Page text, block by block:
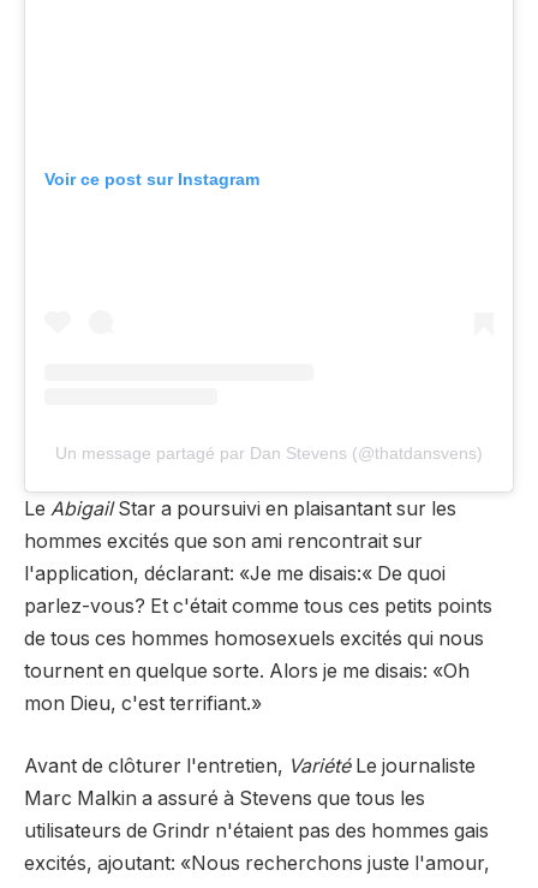
Voir ce post sur Instagram
Un message partagé par Dan Stevens (@thatdansvens)
Le AbigailStar a poursuivi en plaisantant sur les
hommes excités que son ami rencontrait sur
l'application, déclarant: «Je me disais:« De quoi
parlez-vous? Et c'était comme tous ces petits points
de tous ces hommes homosexuels excités qui nous
tournent en quelque sorte. Alors je me disais: «Oh
mon Dieu, c'est terrifiant.»
Avant de clôturer l'entretien, Variété Le journaliste
Marc Malkin a assuré à Stevens que tous les
utilisateurs de Grindr n'étaient pas des hommes gais
excités, ajoutant: «Nous recherchons juste l'amour,